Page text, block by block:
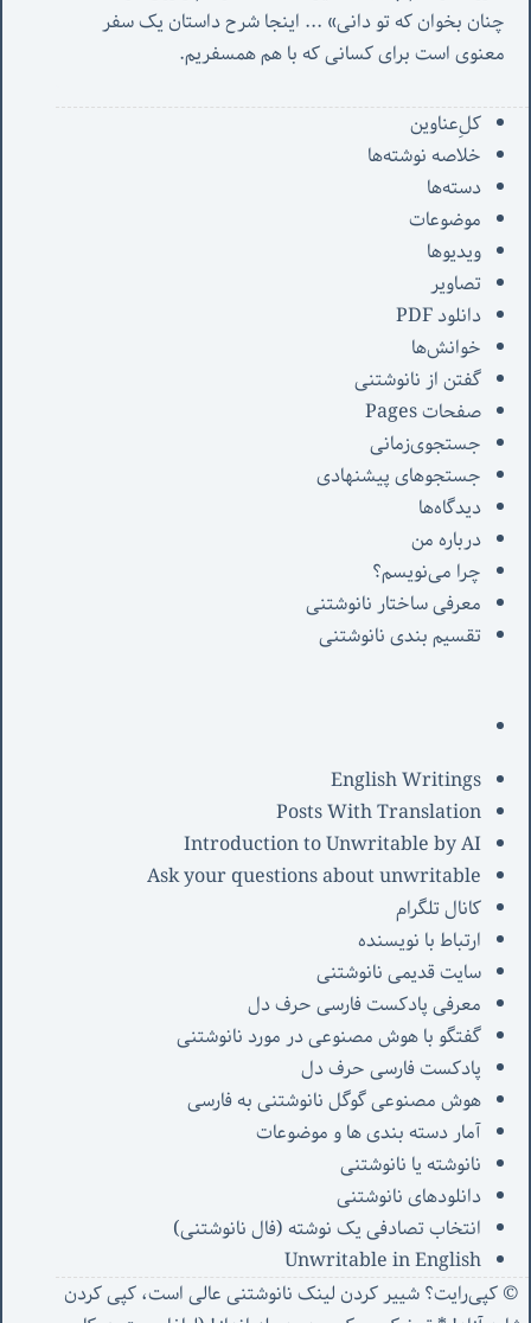
چنان بخوان که تو دانی» ...
معنوی است برای کسانی که با هم همسفریم.
کل‌ِعناوین
خلاصه نوشته‌ها
دسته‌ها
موضوعات
ویدیوها
تصاویر
دانلود PDF
خوانش‌ها
گفتن از نانوشتنی
صفحات Pages
جستجوی‌زمانی
جستجوهای پیشنهادی
دیدگاه‌ها
درباره من
چرا می‌نویسم؟
معرفی‌ ساختار نانوشتنی
تقسیم بندی نانوشتنی
English Writings
Posts With Translation
Introduction to Unwritable by AI
Ask your questions about unwritable
کانال تلگرام
ارتباط با نویسنده
سایت قدیمی نانوشتنی
معرفی پادکست فارسی حرف دل
گفتگو با هوش مصنوعی در مورد نانوشتنی
پادکست فارسی حرف دل
هوش مصنوعی گوگل نانوشتنی به فارسی
آمار دسته بندی ها و موضوعات
نانوشته یا نانوشتنی
دانلودهای نانوشتنی
انتخاب تصادفی یک نوشته (فال نانوشتنی)
Unwritable in English
© کپی‌رایت؟ شییر کردن لینک نانوشتنی عالی است، کپی کردن